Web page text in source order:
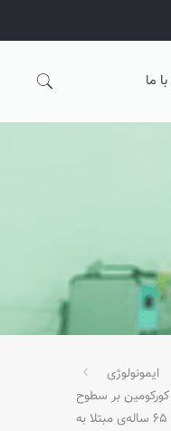
ما
ایمونولوژی
بر سطوح
پلاسمایی IL-6، IL-10 و BDNF زنان ۶۰- ۶۵ ساله‌ی مبتلا به